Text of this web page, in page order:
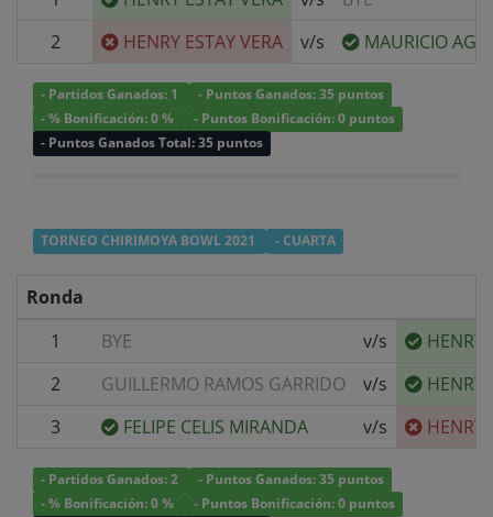
2
HENRY ESTAY VERA v/s MAURICIO
- Partidos Ganados: 1
- Puntos Ganados: 35 puntos
- % Bonificación: 0 %
- Puntos Bonificación: 0 puntos
- Puntos Ganados Total: 35 puntos
TORNEO CHIRIMOYA BOWL 2021 - CUARTA
Ronda
1
BYE v/s
HENRY
2
GUILLERMO RAMOS GARRIDO v/s
HENRY
3
FELIPE CELIS MIRANDA v/s HENRY
- Partidos Ganados: 2
- Puntos Ganados: 35 puntos
- % Bonificación: 0 %
- Puntos Bonificación: 0 puntos